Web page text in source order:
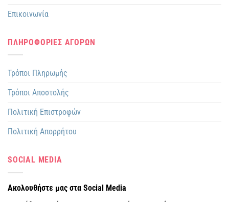
Επικοινωνία
ΠΛΗΡΟΦΟΡΙΕΣ ΑΓΟΡΩΝ
Τρόποι Πληρωμής
Τρόποι Αποστολής
Πολιτική Επιστροφών
Πολιτική Απορρήτου
SOCIAL MEDIA
Ακολουθήστε μας στα Social Media